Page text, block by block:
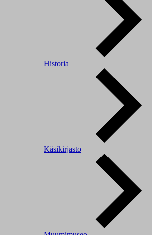
Historia
Käsikirjasto